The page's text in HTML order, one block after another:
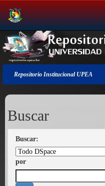
Salir
de
la
navegación
Repositorio Institucional UPEA
Buscar
Buscar:
por